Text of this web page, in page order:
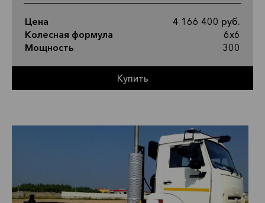
Цена
4 166 400 руб.
Колесная формула
6х6
Мощность
300
Купить